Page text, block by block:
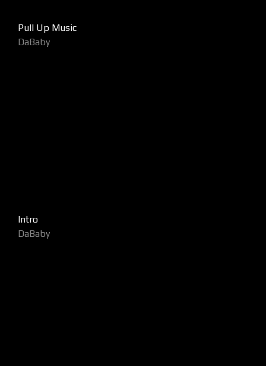
Pull Up Music
DaBaby
Intro
DaBaby